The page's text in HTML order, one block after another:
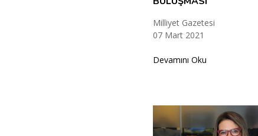
Milliyet Gazetesi
07 Mart 2021
Devamını Oku